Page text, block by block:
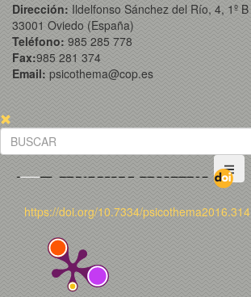
Dirección: Ildelfonso Sánchez del Río, 4, 1º B
33001 Oviedo (España)
Teléfono: 985 285 778
Fax:985 281 374
Email: psicothema@cop.es
https://doi.org/10.7334/psicothema2016.314